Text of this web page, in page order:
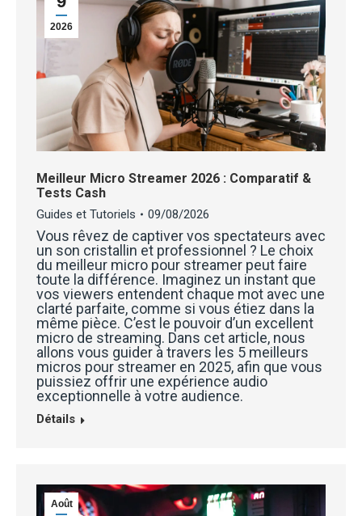
2026
Meilleur Micro Streamer 2026 : Comparatif &
Tests Cash
Guides et Tutoriels 09/08/2026
Vous rêvez de captiver vos spectateurs avec
un son cristallin et professionnel ? Le choix
du meilleur micro pour streamer peut faire
toute la différence. Imaginez un instant que
vos viewers entendent chaque mot avec une
clarté parfaite, comme si vous étiez dans la
même pièce. C’est le pouvoir d’un excellent
micro de streaming. Dans cet article, nous
allons vous guider à travers les 5 meilleurs
micros pour streamer en 2025, afin que vous
puissiez offrir une expérience audio
exceptionnelle à votre audience.
Détails
Août